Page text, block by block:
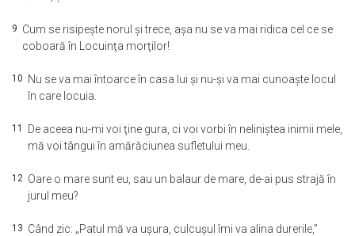
9 Cum se risipeşte norul şi trece, aşa nu se va mai ridica cel ce se
coboară în Locuinţa morţilor!
10
Nu se va mai întoarce în casa lui şi nu-şi va mai cunoaşte locul
în care locuia.
11 De aceea nu-mi voi ţine gura, ci voi vorbi în neliniştea inimii mele,
mă voi tângui în amărăciunea sufletului meu.
12 Oare o mare sunt eu, sau un balaur de mare, de-ai pus strajă în
jurul meu?
13 Când zic: „Patul mă va uşura, culcuşul îmi va alina durerile,”